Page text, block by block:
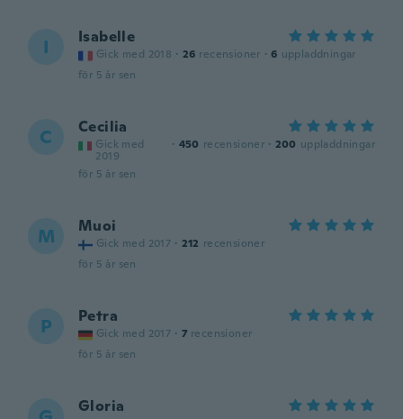
I Isabelle
Gick med 2018 · 26 recensioner · 6 uppladdningar
för 5 år sen
C Cecilia
Gick med
2019
· 450 recensioner · 200 uppladdningar
för 5 år sen
M Muoi
Gick med 2017 · 212 recensioner
för 5 år sen
P Petra
Gick med 2017 · 7 recensioner
för 5 år sen
Gloria